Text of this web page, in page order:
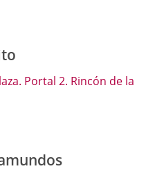
Portal 2. Rincón de la